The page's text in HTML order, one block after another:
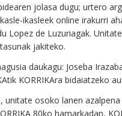
jolasa dugu; urtero
ikasleek online irakurri
Lopez de Luzuriagak.
jakiteko.
daukagu: Joseba
KORRIKAra bidaiatzeko
unitate osoko lanen
80ko hamarkadan,